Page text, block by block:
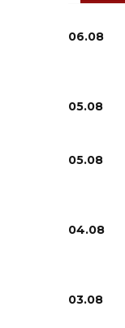
06.08
05.08
05.08
04.08
03.08